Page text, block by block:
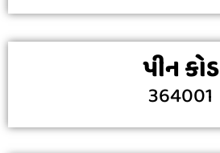
પીન કોડ
364001